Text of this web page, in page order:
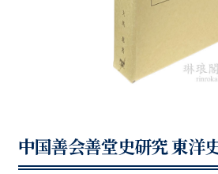
中国善会善堂史研究 東洋